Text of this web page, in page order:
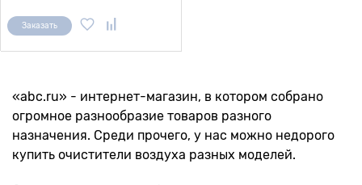
Заказать
«abc.ru» - интернет-магазин, в котором собрано
огромное разнообразие товаров разного
назначения. Среди прочего, у нас можно недорого
купить очистители воздуха разных моделей.